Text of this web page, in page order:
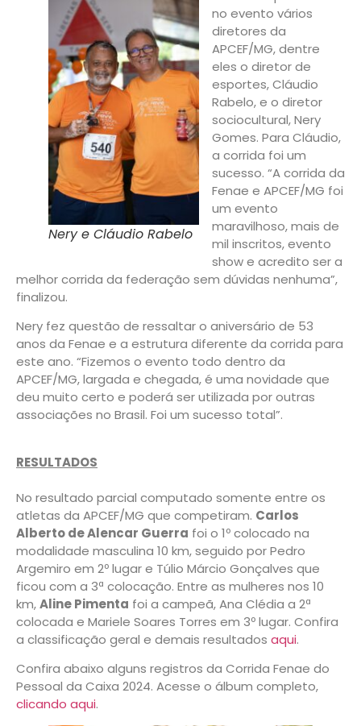
Nery e Cláudio Rabelo
no evento vários
diretores da
APCEF/MG, dentre
eles o diretor de
esportes, Cláudio
Rabelo, e o diretor
sociocultural, Nery
Gomes. Para Cláudio,
a corrida foi um
sucesso. “A corrida da
Fenae e APCEF/MG foi
um evento
maravilhoso, mais de
mil inscritos, evento
show e acredito ser a
melhor corrida da federação sem dúvidas nenhuma”,
finalizou.
Nery fez questão de ressaltar o aniversário de 53
anos da Fenae e a estrutura diferente da corrida para
este ano. “Fizemos o evento todo dentro da
APCEF/MG, largada e chegada, é uma novidade que
deu muito certo e poderá ser utilizada por outras
associações no Brasil. Foi um sucesso total”.
RESULTADOS
No resultado parcial computado somente entre os
atletas da APCEF/MG que competiram. Carlos
Alberto de Alencar Guerra foi o 1º colocado na
modalidade masculina 10 km, seguido por Pedro
Argemiro em 2º lugar e Túlio Márcio Gonçalves que
ficou com a 3ª colocação. Entre as mulheres nos 10
km,Aline Pimenta foi a campeã, Ana Clédia a 2ª
colocada e Mariele Soares Torres em 3º lugar. Confira
a classificação geral e demais resultados aqui.
Confira abaixo alguns registros da Corrida Fenae do
Pessoal da Caixa 2024. Acesse o álbum completo,
clicando aqui.